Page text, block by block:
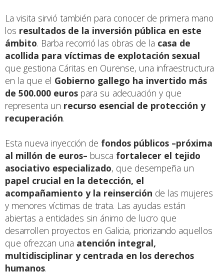
La visita sirvió también para conocer de primera mano
los resultados de la inversión pública en este
ámbito. Barba recorrió las obras de la casa de
acollida para víctimas de explotación sexual
que gestiona Cáritas en Ourense, una infraestructura
en la que el Gobierno gallego ha invertido más
de 500.000 euros para su adecuación y que
representa un recurso esencial de protección y
recuperación.
Esta nueva inyección de fondos públicos –próxima
al millón de euros– busca fortalecer el tejido
asociativo especializado, que desempeña un
papel crucial en la detección, el
acompañamiento y la reinserción de las mujeres
y menores víctimas de trata. Las ayudas están
abiertas a entidades sin ánimo de lucro que
desarrollen proyectos en Galicia, priorizando aquellos
que ofrezcan una atención integral,
multidisciplinar y centrada en los derechos
humanos.